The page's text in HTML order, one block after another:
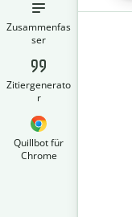
Zusammenfas
ser
Zitiergenerato
r
Quillbot für
Chrome